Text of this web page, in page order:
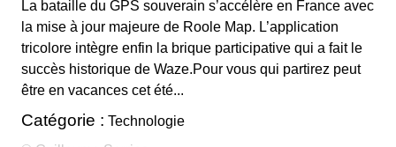
La bataille du GPS souverain s’accélère en France avec
la mise à jour majeure de Roole Map. L’application
tricolore intègre enfin la brique participative qui a fait le
succès historique de Waze.Pour vous qui partirez peut
être en vacances cet été...
Catégorie : Technologie